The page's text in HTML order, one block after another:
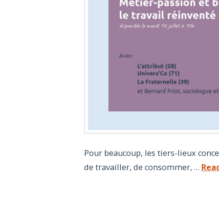
Pour beaucoup, les tiers-lieux
de travailler, de consommer, …